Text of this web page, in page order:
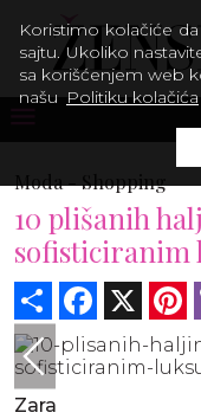
Moda -Shopping
10 plišanih
sofisticiranim
Share Facebook
Zara
Koristimo kolačiće
sajtu. Ukoliko
sa korišćenjem web
našu Politiku kolačića